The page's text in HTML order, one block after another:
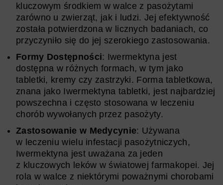
kluczowym środkiem w walce z pasożytami
zarówno u zwierząt, jak i ludzi. Jej efektywność
została potwierdzona w licznych badaniach, co
przyczyniło się do jej szerokiego zastosowania.
Formy Dostępności: Iwermektyna jest
dostępna w różnych formach, w tym jako
tabletki, kremy czy zastrzyki. Forma tabletkowa,
znana jako Iwermektyna tabletki, jest najbardziej
powszechna i często stosowana w leczeniu
chorób wywołanych przez pasożyty.
Zastosowanie w Medycynie: Używana
w leczeniu wielu infestacji pasożytniczych,
Iwermektyna jest uważana za jeden
z kluczowych leków w światowej farmakopei. Jej
rola w walce z niektórymi poważnymi chorobami